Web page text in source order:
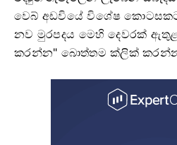
වෙබ් අඩවියේ විශේෂ
නව මුරපදය මෙහි දෙවරක්
කරන්න" බොත්තම ක්ලික්